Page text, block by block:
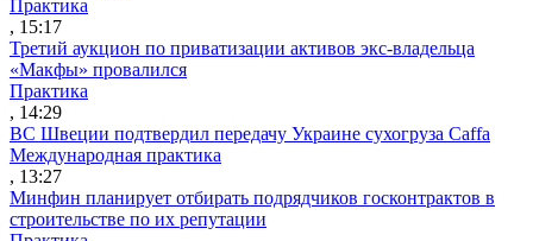
Практика
, 15:17
Третий аукцион по приватизации активов экс-владельца
«Макфы» провалился
Практика
, 14:29
ВС Швеции подтвердил передачу Украине сухогруза Caffa
Международная практика
, 13:27
Минфин планирует отбирать подрядчиков госконтрактов в
строительстве по их репутации